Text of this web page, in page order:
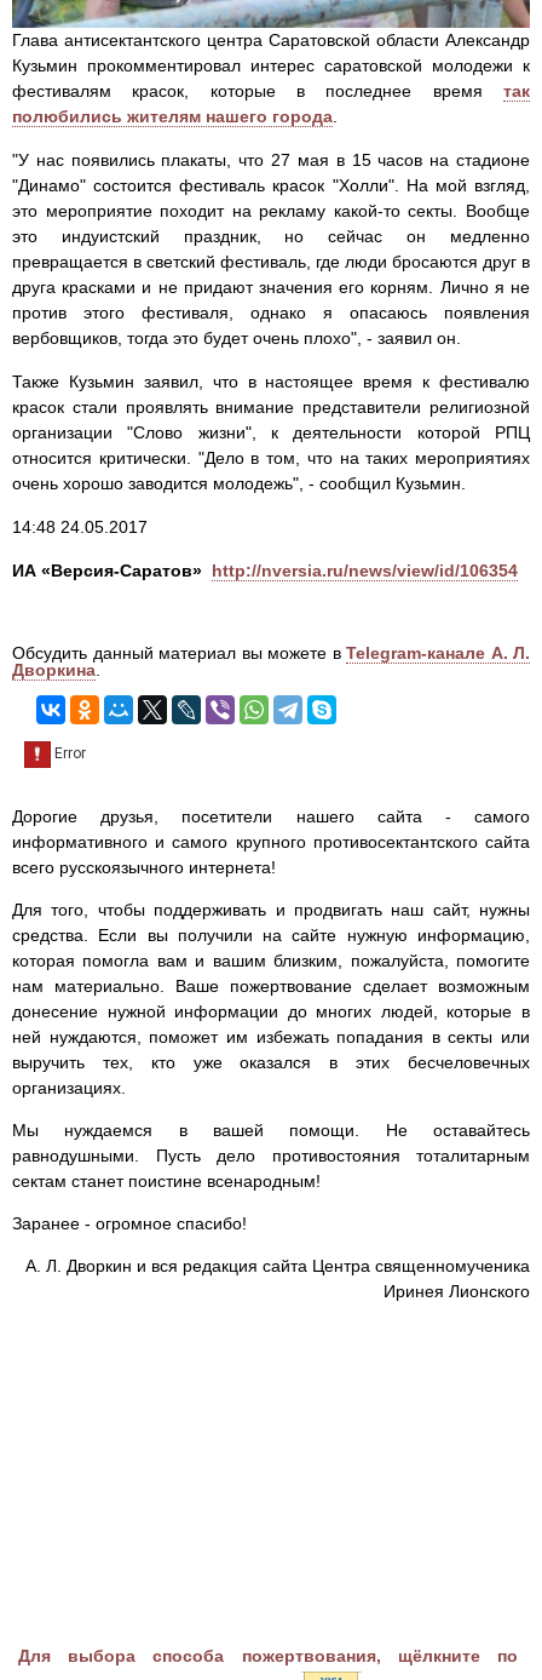
Глава антисектантского центра Саратовской области Александр
Кузьмин прокомментировал интерес саратовской молодежи к
фестивалям красок, которые в последнее время так
полюбились жителям нашего города
"У нас появились плакаты, что 27 мая в 15 часов на стадионе
"Динамо" состоится фестиваль красок "Холли". На мой взгляд,
это мероприятие походит на рекламу какой-то секты. Вообще
это индуистский праздник, но сейчас он медленно
превращается в светский фестиваль, где люди бросаются друг в
друга красками и не придают значения его корням. Лично я не
против этого фестиваля, однако я опасаюсь появления
вербовщиков, тогда это будет очень плохо", - заявил он.
Также Кузьмин заявил, что в настоящее время к фестивалю
красок стали проявлять внимание представители религиозной
организации "Слово жизни", к деятельности которой РПЦ
относится критически. "Дело в том, что на таких мероприятиях
очень хорошо заводится молодежь", - сообщил Кузьмин.
14:48 24.05.2017
ИА «Версия-Саратов» http://nversia.ru/news/view/id/106354
Обсудить данный материал вы можете в Telegram-канале А. Л.
Дворкина
Дорогие друзья, посетители нашего сайта - самого
информативного и самого крупного противосектантского сайта
всего русскоязычного интернета!
Для того, чтобы поддерживать и продвигать наш сайт, нужны
средства. Если вы получили на сайте нужную информацию,
которая помогла вам и вашим близким, пожалуйста, помогите
нам материально. Ваше пожертвование сделает возможным
донесение нужной информации до многих людей, которые в
ней нуждаются, поможет им избежать попадания в секты или
выручить тех, кто уже оказался в этих бесчеловечных
организациях.
Мы нуждаемся в вашей помощи. Не оставайтесь
равнодушными. Пусть дело противостояния тоталитарным
сектам станет поистине всенародным!
Заранее - огромное спасибо!
А. Л. Дворкин и вся редакция сайта Центра священномученика
Иринея Лионского
Для выбора способа пожертвования, щёлкните по